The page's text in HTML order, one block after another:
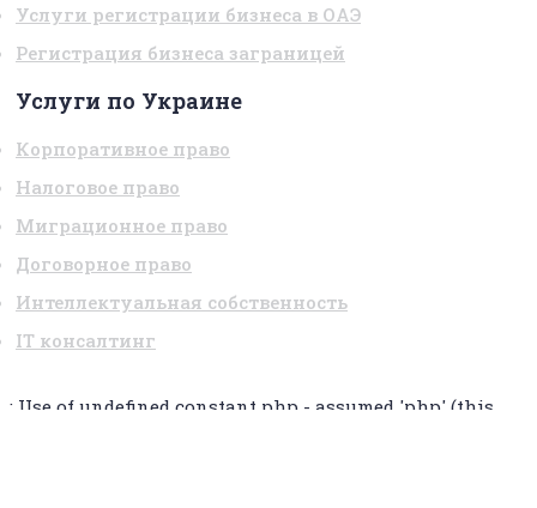
Услуги регистрации бизнеса в ОАЭ
Регистрация бизнеса заграницей
Услуги по Украине
Корпоративное право
Налоговое право
Миграционное право
Договорное право
Интеллектуальная собственность
IT консалтинг
: Use of undefined constant php - assumed 'php' (this